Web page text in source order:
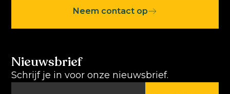
Neem contact op
Nieuwsbrief
Schrijf je in voor onze nieuwsbrief.